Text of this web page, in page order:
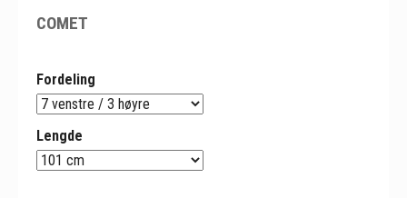
COMET
Fordeling
Lengde